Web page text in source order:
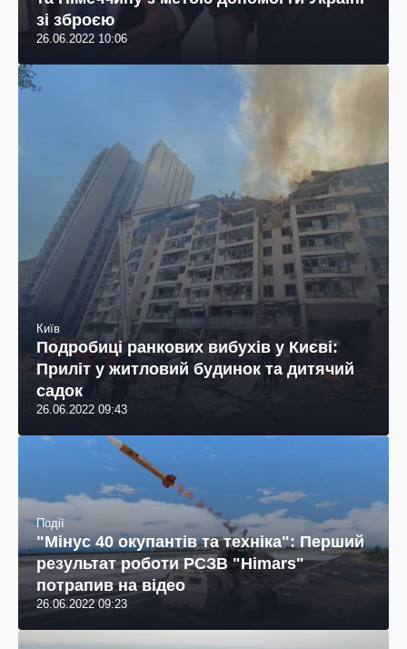
зі зброєю
26.06.2022 10:06
Київ
Подробиці ранкових вибухів у Києві:
Приліт у житловий будинок та дитячий
садок
26.06.2022 09:43
Події
"Мінус 40 окупантів та техніка": Перший
результат роботи РСЗВ "Himars"
потрапив на відео
26.06.2022 09:23